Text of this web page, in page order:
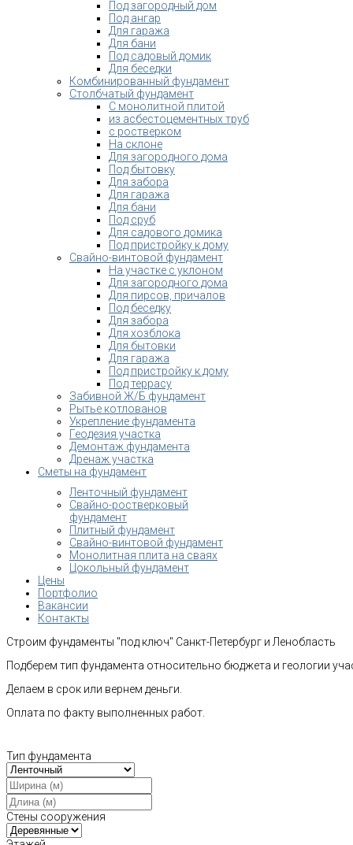
Под загородный дом
Под ангар
Для гаража
Для бани
Под садовый домик
Для беседки
Комбинированный фундамент
Столбчатый фундамент
С монолитной плитой
из асбестоцементных труб
с ростверком
На склоне
Для загородного дома
Под бытовку
Для забора
Для гаража
Для бани
Под сруб
Для садового домика
Под пристройку к дому
Свайно-винтовой фундамент
На участке с уклоном
Для загородного дома
Для пирсов, причалов
Под беседку
Для забора
Для хозблока
Для бытовки
Для гаража
Под пристройку к дому
Под террасу
Забивной Ж/Б фундамент
Рытье котлованов
Укрепление фундамента
Геодезия участка
Демонтаж фундамента
Дренаж участка
Сметы на фундамент
Ленточный фундамент
Свайно-ростверковый
фундамент
Плитный фундамент
Свайно-винтовой фундамент
Монолитная плита на сваях
Цокольный фундамент
Цены
Портфолио
Вакансии
Контакты
Строим фундаменты "под ключ" Санкт-Петербург и Ленобласть
Подберем тип фундамента относительно бюджета и геологии
Делаем в срок или вернем деньги.
Оплата по факту выполненных работ.
Тип фундамента
Стены сооружения